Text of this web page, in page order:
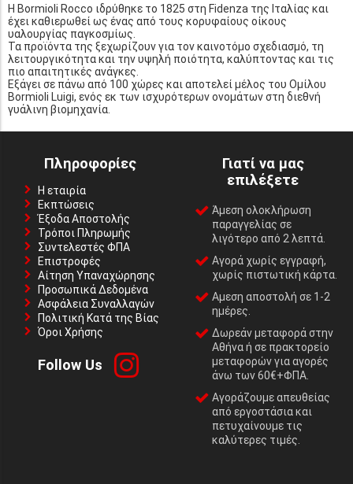
Η Bormioli Rocco ιδρύθηκε το 1825 στη Fidenza της Ιταλίας και
έχει καθιερωθεί ως ένας από τους κορυφαίους οίκους
υαλουργίας παγκοσμίως.
Τα προϊόντα της ξεχωρίζουν για τον καινοτόμο σχεδιασμό, τη
λειτουργικότητα και την υψηλή ποιότητα, καλύπτοντας και τις
πιο απαιτητικές ανάγκες.
Εξάγει σε πάνω από 100 χώρες και αποτελεί μέλος του Ομίλου
Bormioli Luigi, ενός εκ των ισχυρότερων ονομάτων στη διεθνή
γυάλινη βιομηχανία.
Πληροφορίες
Η εταιρία
Εκπτώσεις
Έξοδα Αποστολής
Τρόποι Πληρωμής
Συντελεστές ΦΠΑ
Επιστροφές
Αίτηση Υπαναχώρησης
Προσωπικά Δεδομένα
Ασφάλεια Συναλλαγών
Πολιτική Κατά της Βίας
Όροι Χρήσης
Follow Us
Γιατί να μας
επιλέξετε
Άμεση ολοκλήρωση
παραγγελίας σε
λιγότερο από 2 λεπτά.
Αγορά χωρίς εγγραφή,
χωρίς πιστωτική κάρτα.
Αμεση αποστολή σε 1-2
ημέρες.
Δωρεάν μεταφορά στην
Αθήνα ή σε πρακτορείο
μεταφορών για αγορές
άνω των 60€+ΦΠΑ.
Αγοράζουμε απευθείας
από εργοστάσια και
πετυχαίνουμε τις
καλύτερες τιμές.